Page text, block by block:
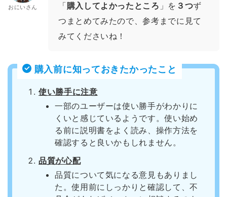
おにいさん
「購入してよかったところ 」を ３つず
つまとめてみたので、参考までに見て
みてくださいね！
購入前に知っておきたかったこと
使い勝手に注意
一部のユーザーは使い勝手がわかりに
くいと感じているようです。使い始め
る前に説明書をよく読み、操作方法を
確認すると良いかもしれません。
品質が心配
品質について気になる意見もありまし
た。使用前にしっかりと確認して、不